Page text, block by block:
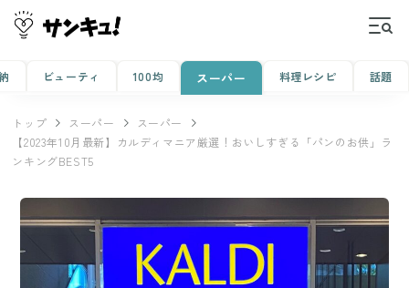
ビューティ 100均 スーパー 料理レシピ 話題
トップ スーパー
スーパー
【2023年10月最新】カルディマニア厳選！おいしすぎる「パンのお供」ラ
ンキングBEST5